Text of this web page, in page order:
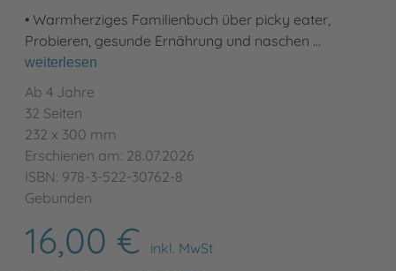
• Warmherziges Familienbuch über picky eater,
Probieren, gesunde Ernährung und naschen …
weiterlesen
Ab 4 Jahre
32 Seiten
232 x 300 mm
Erschienen am: 28.07.2026
ISBN: 978-3-522-30762-8
Gebunden
16,00 €
inkl. MwSt